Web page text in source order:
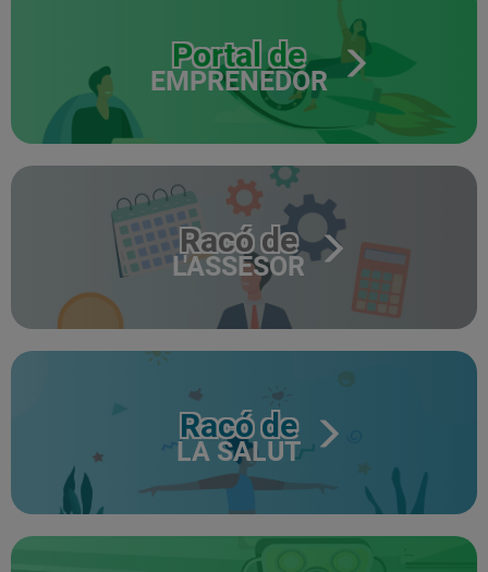
Portal de
EMPRENEDOR
Racó de
L'ASSESOR
Racó de
LA SALUT